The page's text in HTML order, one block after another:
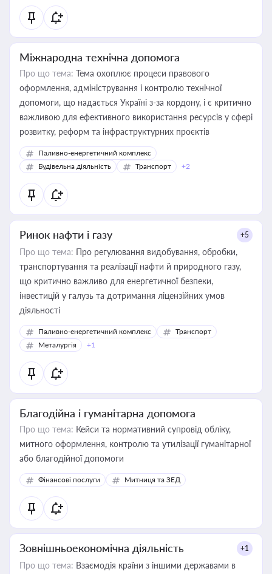
Міжнародна технічна допомога
Про що тема: Тема охоплює процеси правового
оформлення, адміністрування і контролю технічної
допомоги, що надається Україні з-за кордону, і є критично
важливою для ефективного використання ресурсів у сфері
розвитку, реформ та інфраструктурних проєктів
Паливно-енергетичний комплекс
Будівельна діяльність
Транспорт +2
Ринок нафти і газу +5
Про що тема: Про регулювання видобування, обробки,
транспортування та реалізації нафти й природного газу,
що критично важливо для енергетичної безпеки,
інвестицій у галузь та дотримання ліцензійних умов
діяльності
Паливно-енергетичний комплекс
Транспорт
Металургія
+1
Благодійна і гуманітарна допомога
Про що тема: Кейси та нормативний супровід обліку,
митного оформлення, контролю та утилізації гуманітарної
або благодійної допомоги
Фінансові послуги Митниця та ЗЕД
Зовнішньоекономічна діяльність +1
Про що тема: Взаємодія країни з іншими державами в